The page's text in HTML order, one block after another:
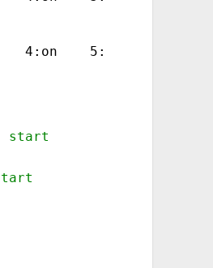
4:on    5:on    6:off
start
[  OK  ]
[  OK  ]